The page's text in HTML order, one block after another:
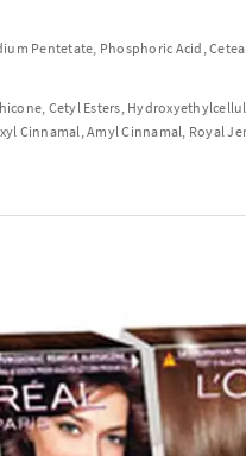
Pentetate, Phosphoric Acid,
Cetyl Esters,
Amyl Cinnamal, Royal